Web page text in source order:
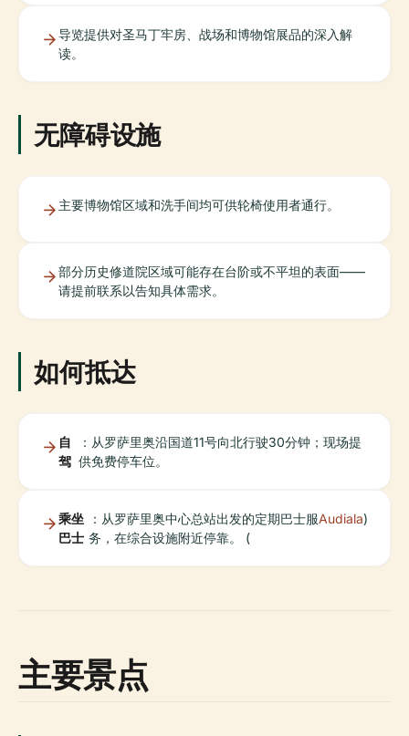
导览提供对圣马丁牢房、战场和博物馆展品的深入解
读。
无障碍设施
主要博物馆区域和洗手间均可供轮椅使用者通行。
部分历史修道院区域可能存在台阶或不平坦的表面——
请提前联系以告知具体需求。
如何抵达
自
驾
：从罗萨里奥沿国道11号向北行驶30分钟；现场提
供免费停车位。
乘坐
巴士
：从罗萨里奥中心总站出发的定期巴士服
务，在综合设施附近停靠。 (
Audiala)
主要景点